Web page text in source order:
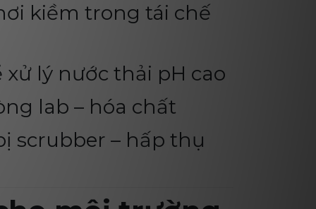
kiềm trong tái chế
lý nước thải pH cao
lab – hóa chất
scrubber – hấp thụ